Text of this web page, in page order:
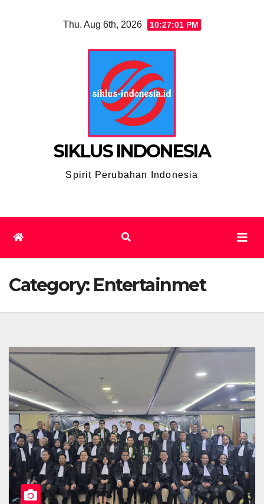
Thu. Aug 6th, 2026 10:27:02 PM
SIKLUS INDONESIA
Spirit Perubahan Indonesia
Category: Entertainmet